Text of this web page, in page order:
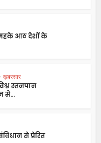
महके आठ देशों के
ख़बरसार
स्तनपान
से...
से प्रेरित